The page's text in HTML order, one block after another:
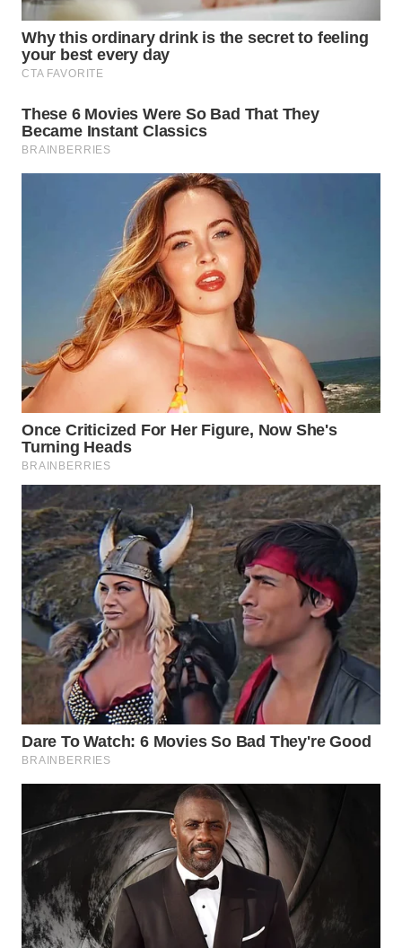
WN
PRIANGAN
TIMUR
WN
SEMARANG
WN
BOROBUDUR
MADURA
WN
SURABAYA
WN
NATUNA
WN
BINTAN
WN
MANDALIKA
WN
LIKUPANG
WN
LABUANBAJO
Wahana
Media
Group
WAHANA
NEWS